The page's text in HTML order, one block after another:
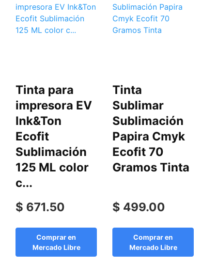
Tinta para
impresora EV
Ink&Ton
Ecofit
Sublimación
125 ML color
c...
$ 671.50
Comprar en
Mercado Libre
Tinta
Sublimar
Sublimación
Papira Cmyk
Ecofit 70
Gramos Tinta
$ 499.00
Comprar en
Mercado Libre